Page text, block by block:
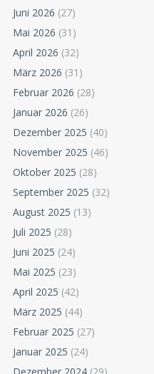
Juni 2026 (27)
Mai 2026 (31)
April 2026 (32)
März 2026 (31)
Februar 2026 (28)
Januar 2026 (26)
Dezember 2025 (40)
November 2025 (46)
Oktober 2025 (28)
September 2025 (32)
August 2025 (13)
Juli 2025 (28)
Juni 2025 (24)
Mai 2025 (23)
April 2025 (42)
März 2025 (44)
Februar 2025 (27)
Januar 2025 (24)
Dezember 2024 (29)